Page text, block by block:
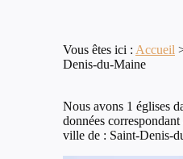
Vous êtes ici : Accueil
Denis-du-Maine
Nous avons 1 églises
données correspondant
ville de : Saint-Denis-